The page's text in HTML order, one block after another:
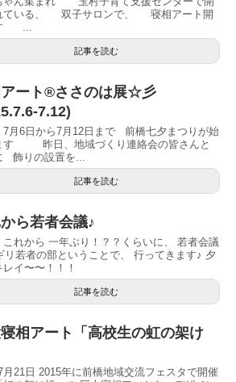
ている、 双子サロンで、 寝相アート開
...
記事を読む
ート®ささのは展☆彡
7.12)
7月6日から7月12日まで 前橋七夕まつりが始
す 昨日、地域づくり連絡会の皆さんと
飾りの設置を...
記事を読む
ら若者会議♪
これから 一年ぶり！？？くらいに、 若者会議
リ若者の部ということで、 行ってきます♪ 夕
レイ〜〜！！！
記事を読む
相アート「高校生の虹の架け
月21日 2015年に前橋地域交流フェスタで開催